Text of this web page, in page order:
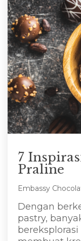
7
Praline
Embassy
Dengan
pastry,